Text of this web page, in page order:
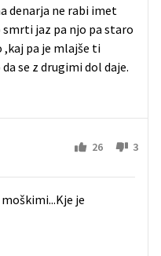
denarja ne rabi imet
jaz pa njo pa staro
pa je mlajše ti
se z drugimi dol daje.
26 3
je